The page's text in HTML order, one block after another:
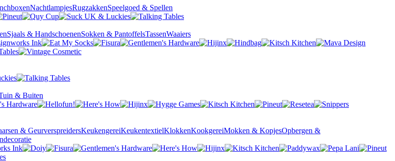
NachtlampjesRugzakkenSpeelgoed & Spellen
Sjaals & HandschoenenSokken & PantoffelsTassenWaaiers
& Buiten
& GeurverspreidersKeukengereiKeukentextielKlokkenKookgereiMokken & KopjesOpbergen &